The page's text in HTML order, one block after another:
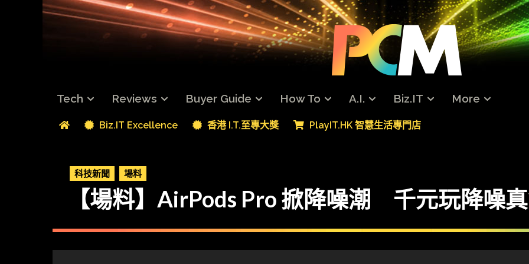
Tech Reviews Buyer Guide How To A.I. Biz.IT More
Biz.IT Excellence 香港 I.T.至專大獎 PlayIT.HK 智慧生活專門店
科技新聞 場料
【場料】AirPods Pro 掀降噪潮 千元玩降噪